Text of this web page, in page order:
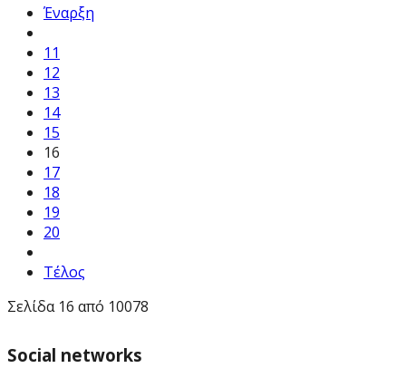
Έναρξη
11
12
13
14
15
16
17
18
19
20
Τέλος
Σελίδα 16 από 10078
Social networks